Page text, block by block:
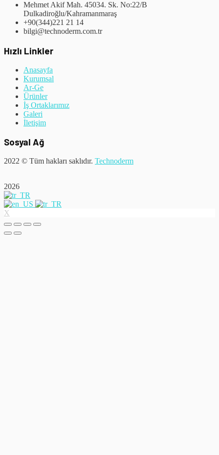
Mehmet Akif Mah. 45034. Sk. No:22/B
Dulkadiroğlu/Kahramanmaraş
+90(344)221 21 14
bilgi@technoderm.com.tr
Hızlı Linkler
Anasayfa
Kurumsal
Ar-Ge
Ürünler
İş Ortaklarımız
Galeri
İletişim
Sosyal Ağ
2022 © Tüm hakları saklıdır. Technoderm
2026
X